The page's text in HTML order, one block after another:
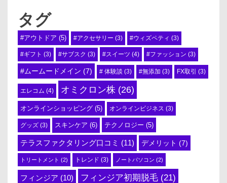
タグ
#アウトドア (5) #アクセサリー (3) #ウィズペティ (3)
#ギフト (3) #サブスク (3) #スイーツ (4) #ファッション (3)
#ムームードメイン (7) # 体験談 (3) #無添加 (3) FX取引 (3)
エレコム (4) オミクロン株 (26)
オンラインショッピング (5) オンラインビジネス (3)
グッズ (3) スキンケア (6) テクノロジー (5)
テラスファクタリング口コミ (11) デメリット (7)
トリートメント (2) トレンド (3) ノートパソコン (2)
フィンジア (10) フィンジア初期脱毛 (21)